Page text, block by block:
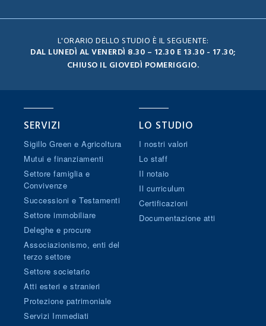
L'ORARIO DELLO STUDIO È IL SEGUENTE:
DAL LUNEDÌ AL VENERDÌ 8.30 – 12.30 E 13.30 - 17.30;
CHIUSO IL GIOVEDÌ POMERIGGIO.
SERVIZI
Sigillo Green e Agricoltura
Mutui e finanziamenti
Settore famiglia e
Convivenze
Successioni e Testamenti
Settore immobiliare
Deleghe e procure
Associazionismo, enti del
terzo settore
Settore societario
Atti esteri e stranieri
Protezione patrimoniale
Servizi Immediati
LO STUDIO
I nostri valori
Lo staff
Il notaio
Il curriculum
Certificazioni
Documentazione atti